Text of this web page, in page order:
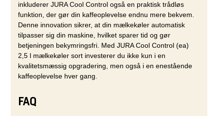
inkluderer JURA Cool Control også en praktisk trådløs
funktion, der gør din kaffeoplevelse endnu mere bekvem.
Denne innovation sikrer, at din mælkekøler automatisk
tilpasser sig din maskine, hvilket sparer tid og gør
betjeningen bekymringsfri. Med JURA Cool Control (ea)
2,5 l mælkekøler sort investerer du ikke kun i en
kvalitetsmæssig opgradering, men også i en enestående
kaffeoplevelse hver gang.
FAQ